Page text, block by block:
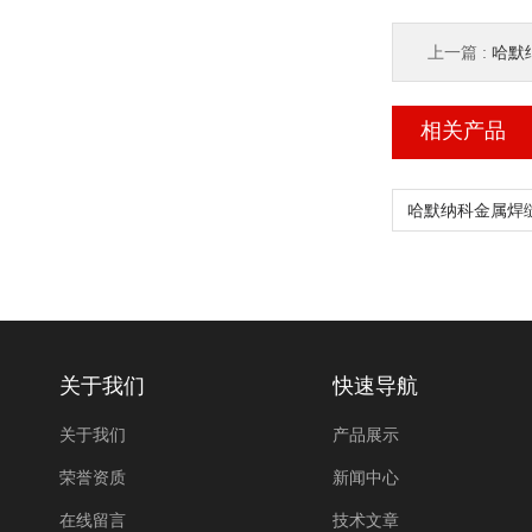
上一篇 : 哈默
相关产品
关于我们
关于我们
荣誉资质
在线留言
快速导航
产品展示
新闻中心
技术文章